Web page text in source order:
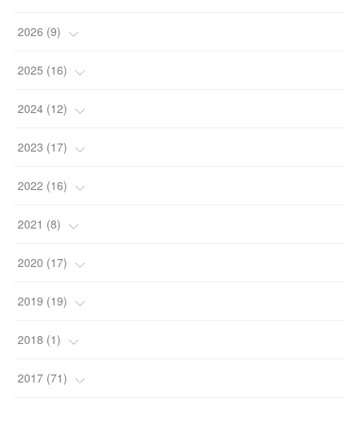
2026 (9)
(1)
( 2)
(2)
( 2)
(2
2025 (16)
(2)
(2)
(6)
(4
(2)
2024 (12)
(1)
(2)
(2
(3)
( 4)
2023 (17)
(1)
(5
(3)
(4)
(2
2022 (16)
(1
(1)
(4)
(4
( 4)
2021 (8)
(3)
(2)
(1
(2)
2020 (17)
(2)
(4
(2)
2019 (19)
(4
(1)
2018 (1)
(1)
2017 (71)